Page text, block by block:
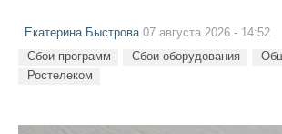
Екатерина Быстрова 07 августа 2026 - 14:52
Сбои программ Сбои оборудования
Ростелеком